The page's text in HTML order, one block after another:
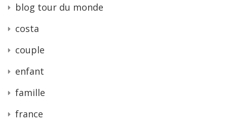
blog tour du monde
costa
couple
enfant
famille
france